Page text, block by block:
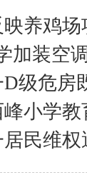
映养鸡
加装空
级危房
小学
居民维